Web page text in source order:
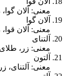
معنی: آلان
آلان گوا
معنی: آلان
آلتنای
معنی: زر،
آلتون
معنی: آلتنای،